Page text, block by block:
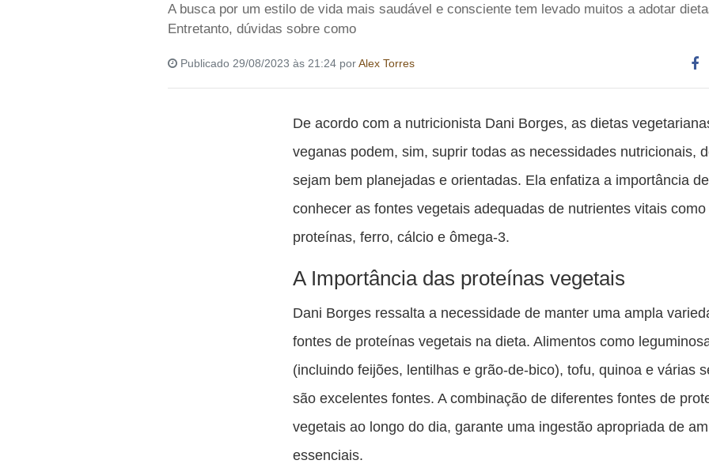
A busca por um estilo de vida mais saudável e consciente tem levado muitos a adotar
Entretanto, dúvidas sobre como
Publicado 29/08/2023 às 21:24 porAlex Torres
De acordo com a nutricionista Dani Borges, as dietas
veganas podem, sim, suprir todas as necessidades nutricionais,
sejam bem planejadas e orientadas. Ela enfatiza a importância de
conhecer as fontes vegetais adequadas de nutrientes vitais como
proteínas, ferro, cálcio e ômega-3.
A Importância das proteínas vegetais
Dani Borges ressalta a necessidade de manter uma ampla
fontes de proteínas vegetais na dieta. Alimentos como
(incluindo feijões, lentilhas e grão-de-bico), tofu, quinoa e várias
são excelentes fontes. A combinação de diferentes fontes de
vegetais ao longo do dia, garante uma ingestão apropriada de
essenciais.